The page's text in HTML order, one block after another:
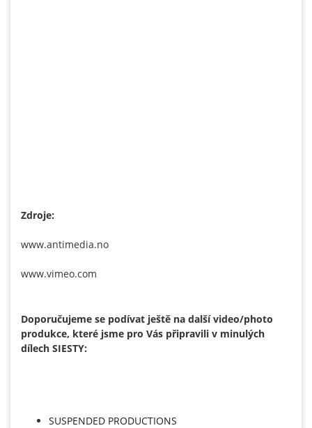
Zdroje:
www.antimedia.no
www.vimeo.com
Doporučujeme se podívat ještě na další video/photo
produkce, které jsme pro Vás připravili v minulých
dílech SIESTY:
SUSPENDED PRODUCTIONS